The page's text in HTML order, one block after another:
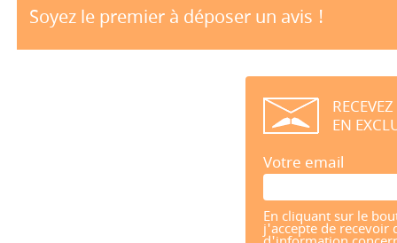
Soyez le premier à déposer un avis !
EN
Votre email
En cliquant sur le
j'accepte de recevoir